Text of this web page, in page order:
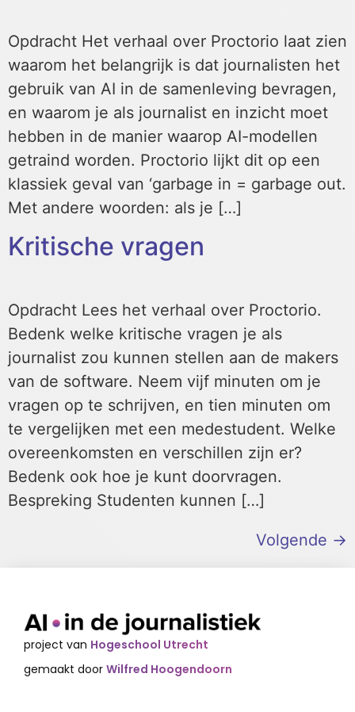
Opdracht Het verhaal over Proctorio laat zien
waarom het belangrijk is dat journalisten het
gebruik van AI in de samenleving bevragen,
en waarom je als journalist en inzicht moet
hebben in de manier waarop AI-modellen
getraind worden. Proctorio lijkt dit op een
klassiek geval van ‘garbage in = garbage out.
Met andere woorden: als je […]
Kritische vragen
Opdracht Lees het verhaal over Proctorio.
Bedenk welke kritische vragen je als
journalist zou kunnen stellen aan de makers
van de software. Neem vijf minuten om je
vragen op te schrijven, en tien minuten om
te vergelijken met een medestudent. Welke
overeenkomsten en verschillen zijn er?
Bedenk ook hoe je kunt doorvragen.
Bespreking Studenten kunnen […]
Volgende →
project van Hogeschool Utrecht
gemaakt door Wilfred Hoogendoorn